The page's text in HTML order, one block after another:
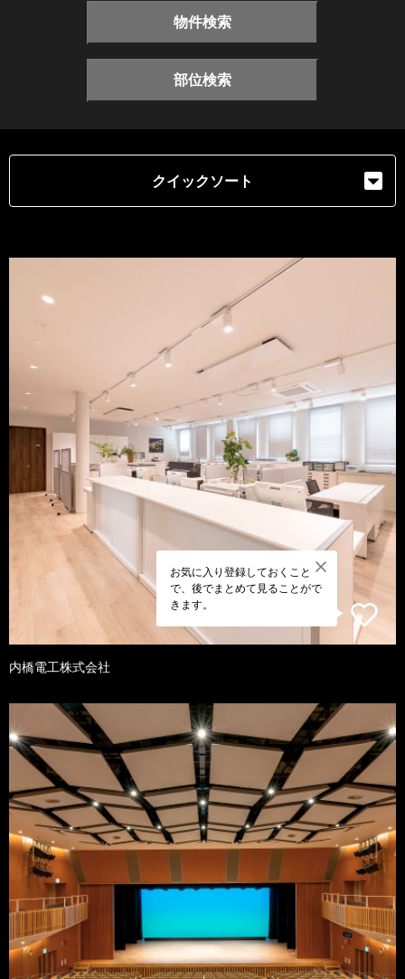
物件検索
部位検索
クイックソート
お気に入り登録しておくこと
で、後でまとめて見ることがで
きます。
内橋電工株式会社